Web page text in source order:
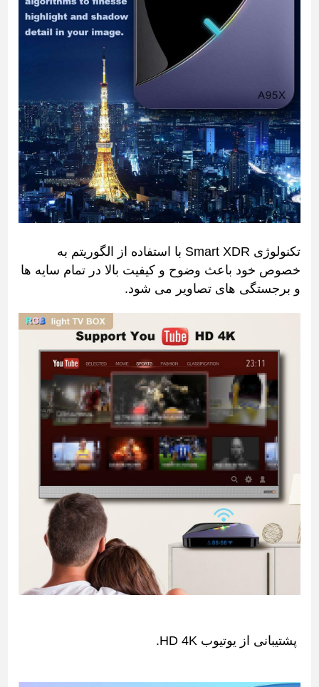
تکنولوژی Smart XDR با استفاده از الگوریتم به
خصوص خود باعث وضوح و کیفیت بالا در تمام سایه ها
و برجستگی های تصاویر می شود.
پشتیبانی از یوتیوب HD 4K.